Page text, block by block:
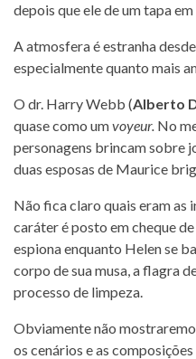
depois que ele de um tapa
A atmosfera é estranha
especialmente quanto mais
O dr. Harry Webb (Alberto
quase como umvoyeur. No
personagens brincam sobre
duas esposas de Maurice
Não fica claro quais eram as
caráter é posto em cheque
espiona enquanto Helen se
corpo de sua musa, a flagra
processo de limpeza.
Obviamente não
os cenários e as